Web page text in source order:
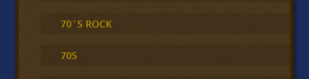
70´S ROCK
70S